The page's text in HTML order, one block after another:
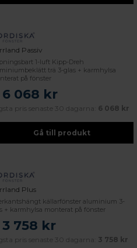
Passiv
1-luft Kipp-Dreh
trä 3-glas + karmhylsa
på fönster
6 068 kr
pris senaste 30 dagarna: 6 068 kr
Gå till produkt
Plus
källarfönster aluminium 3-
+ karmhylsa monterat på fönster
3 758 kr
pris senaste 30 dagarna: 3 758 kr